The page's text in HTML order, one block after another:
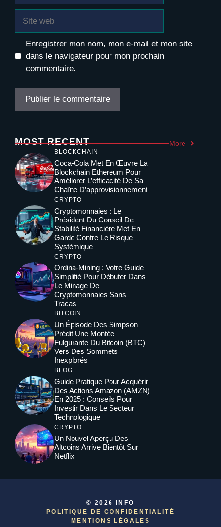
Enregistrer mon nom, mon e-mail et mon site
dans le navigateur pour mon prochain
commentaire.
MOST RECENT More
BLOCKCHAIN
Coca-Cola Met En Œuvre La
Blockchain Ethereum Pour
Améliorer L’efficacité De Sa
Chaîne D’approvisionnement
CRYPTO
Cryptomonnaies : Le
Président Du Conseil De
Stabilité Financière Met En
Garde Contre Le Risque
Systémique
CRYPTO
Ordina-Mining : Votre Guide
Simplifié Pour Débuter Dans
Le Minage De
Cryptomonnaies Sans
Tracas
BITCOIN
Un Épisode Des Simpson
Prédit Une Montée
Fulgurante Du Bitcoin (BTC)
Vers Des Sommets
Inexplorés
BLOG
Guide Pratique Pour Acquérir
Des Actions Amazon (AMZN)
En 2025 : Conseils Pour
Investir Dans Le Secteur
Technologique
CRYPTO
Un Nouvel Aperçu Des
Altcoins Arrive Bientôt Sur
Netflix
© 2026 INFO
POLITIQUE DE CONFIDENTIALITÉ
MENTIONS LÉGALE S